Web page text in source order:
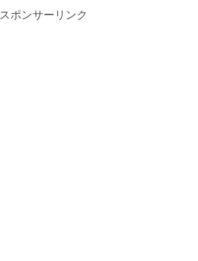
スポンサーリンク